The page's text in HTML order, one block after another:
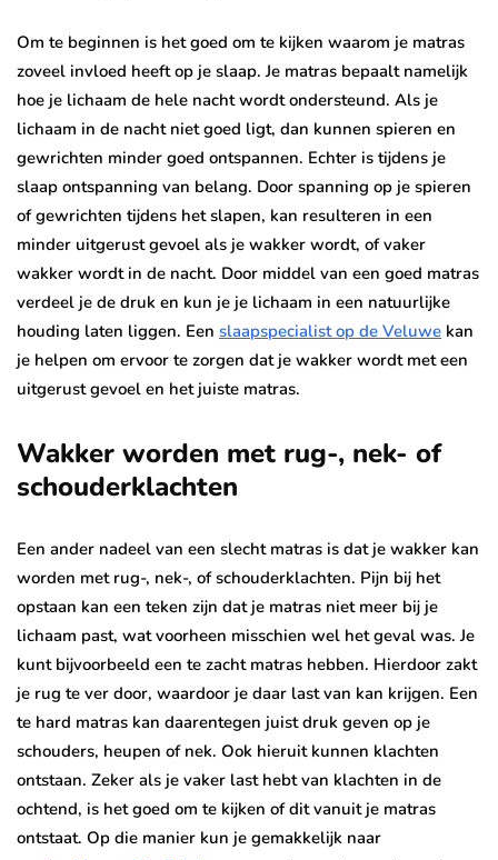
Om te beginnen is het goed om te kijken waarom je matras
zoveel invloed heeft op je slaap. Je matras bepaalt namelijk
hoe je lichaam de hele nacht wordt ondersteund. Als je
lichaam in de nacht niet goed ligt, dan kunnen spieren en
gewrichten minder goed ontspannen. Echter is tijdens je
slaap ontspanning van belang. Door spanning op je spieren
of gewrichten tijdens het slapen, kan resulteren in een
minder uitgerust gevoel als je wakker wordt, of vaker
wakker wordt in de nacht. Door middel van een goed matras
verdeel je de druk en kun je je lichaam in een natuurlijke
houding laten liggen. Een slaapspecialist op de Veluwe kan
je helpen om ervoor te zorgen dat je wakker wordt met een
uitgerust gevoel en het juiste matras.
Wakker worden met rug-, nek- of
schouderklachten
Een ander nadeel van een slecht matras is dat je wakker kan
worden met rug-, nek-, of schouderklachten. Pijn bij het
opstaan kan een teken zijn dat je matras niet meer bij je
lichaam past, wat voorheen misschien wel het geval was. Je
kunt bijvoorbeeld een te zacht matras hebben. Hierdoor zakt
je rug te ver door, waardoor je daar last van kan krijgen. Een
te hard matras kan daarentegen juist druk geven op je
schouders, heupen of nek. Ook hieruit kunnen klachten
ontstaan. Zeker als je vaker last hebt van klachten in de
ochtend, is het goed om te kijken of dit vanuit je matras
ontstaat. Op die manier kun je gemakkelijk naar